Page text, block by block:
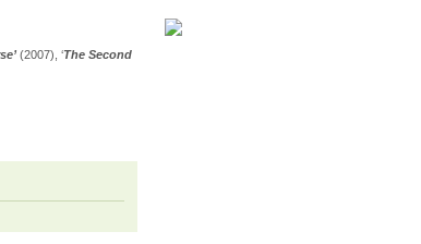
(2007), ‘The Second